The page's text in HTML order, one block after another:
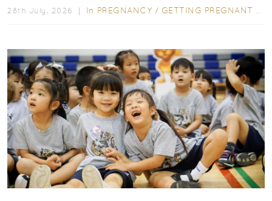
28th July, 2026 ｜ In PREGNANCY / GETTING PREGNANT